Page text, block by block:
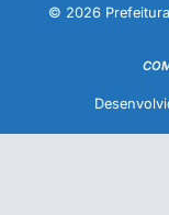
© 2026